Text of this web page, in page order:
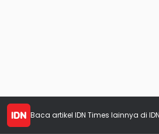
Baca artikel IDN Times lainnya di